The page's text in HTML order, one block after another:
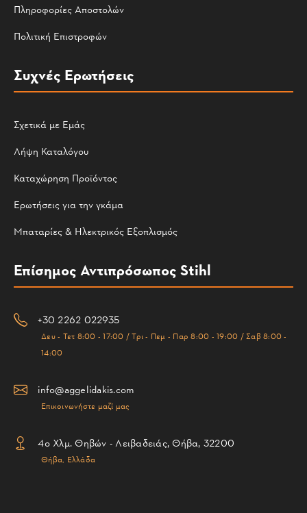
Πληροφορίες Αποστολών
Πολιτική Επιστροφών
Συχνές Ερωτήσεις
Σχετικά με Εμάς
Λήψη Καταλόγου
Καταχώρηση Προϊόντος
Ερωτήσεις για την γκάμα
Μπαταρίες & Ηλεκτρικός Εξοπλισμός
Επίσημος Αντιπρόσωπος Stihl
+30 2262 022935
Δευ - Τετ 8:00 - 17:00 / Τρι - Πεμ - Παρ 8:00 - 19:00 / Σαβ 8:00 -
14:00
info@aggelidakis.com
Επικοινωνήστε μαζί μας
4ο Χλμ. Θηβών - Λειβαδειάς, Θήβα, 32200
Θήβα, Ελλάδα